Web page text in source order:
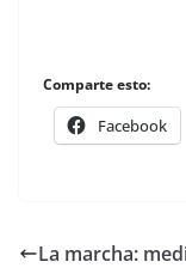
Comparte esto:
Facebook
La marcha: